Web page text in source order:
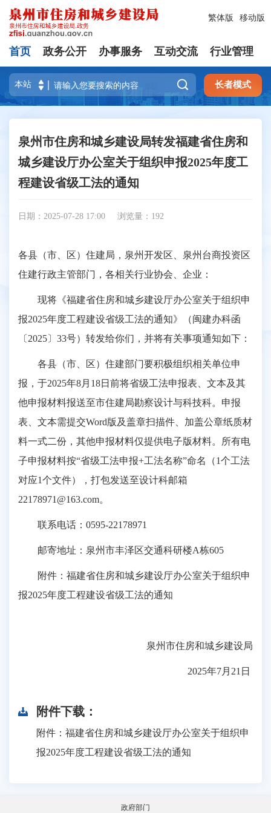
繁体版 移动版
首页 政务公开 办事服务 互动交流 行业管理
 长者模式
泉州市住房和城乡建设局转发福建省住房和
城乡建设厅办公室关于组织申报2025年度工
程建设省级工法的通知
日期：2025-07-28 17:00 浏览量： 192
各县（市、区）住建局，泉州开发区、泉州台商投资区
住建行政主管部门，各相关行业协会、企业：
现将《福建省住房和城乡建设厅办公室关于组织申
报2025年度工程建设省级工法的通知》（闽建办科函
〔2025〕33号）转发给你们，并将有关事项通知如下：
各县（市、区）住建部门要积极组织相关单位申
报，于2025年8月18日前将省级工法申报表、文本及其
他申报材料报送至市住建局勘察设计与科技科。申报
表、文本需提交Word版及盖章扫描件、加盖公章纸质材
料一式二份，其他申报材料仅提供电子版材料。所有电
子申报材料按“省级工法申报+工法名称”命名（1个工法
对应1个文件），打包发送至设计科邮箱
22178971@163.com。
联系电话：0595-22178971
邮寄地址：泉州市丰泽区交通科研楼A栋605
附件：福建省住房和城乡建设厅办公室关于组织申
报2025年度工程建设省级工法的通知
泉州市住房和城乡建设局
2025年7月21日
附件下载：
附件：福建省住房和城乡建设厅办公室关于组织申
报2025年度工程建设省级工法的通知
政府部门